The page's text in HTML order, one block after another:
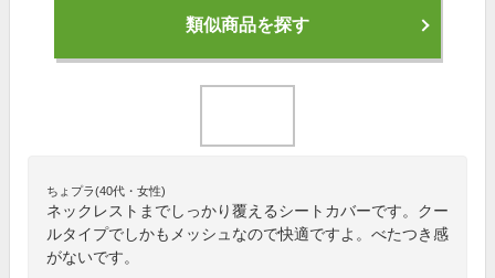
類似商品を探す
ちょプラ(40代・女性)
ネックレストまでしっかり覆えるシートカバーです。クー
ルタイプでしかもメッシュなので快適ですよ。べたつき感
がないです。